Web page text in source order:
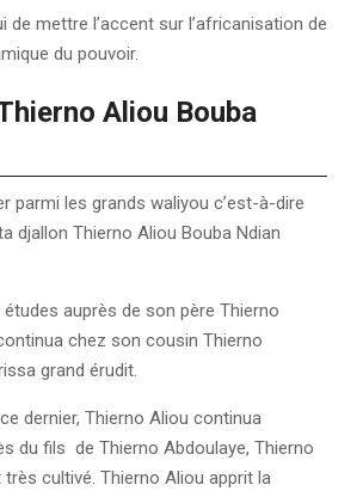
de mettre l’accent sur l’africanisation de
du pouvoir.
Aliou Bouba
parmi les grands waliyou c’est-à-dire
djallon Thierno Aliou Bouba Ndian
études auprès de son père Thierno
chez son cousin Thierno
grand érudit.
dernier, Thierno Aliou continua
du fils de Thierno Abdoulaye, Thierno
cultivé. Thierno Aliou apprit la